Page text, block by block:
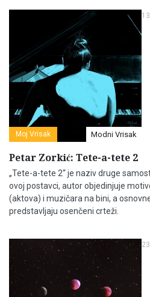
Moj Vrisak Modni Vrisak
Petar Zorkić: Tete-a-tete 2
„Tete-a-tete 2“ je naziv druge
ovoj postavci, autor objedinjuje
(aktova) i muzičara na bini, a
predstavljaju osenčeni crteži.